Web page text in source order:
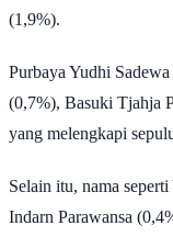
(1,9%).
Purbaya Yudhi
(0,7%), Basuki Tjahja
yang melengkapi
Selain itu, nama
Indarn Parawansa